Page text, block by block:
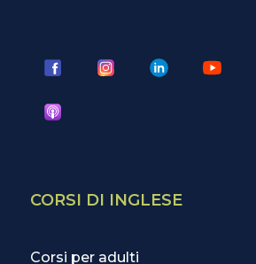
CORSI DI INGLESE
Corsi per adulti